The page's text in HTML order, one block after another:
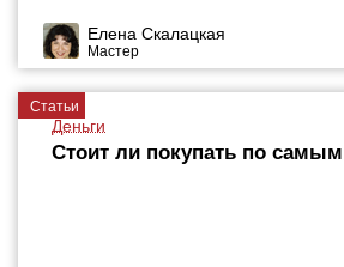
Елена Скалацкая
Мастер
Статьи
Деньги
Стоит ли покупать по